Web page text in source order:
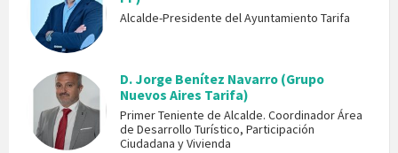
Alcalde-Presidente del Ayuntamiento Tarifa
D. Jorge Benítez Navarro (Grupo
Nuevos Aires Tarifa)
Primer Teniente de Alcalde. Coordinador Área
de Desarrollo Turístico, Participación
Ciudadana y Vivienda